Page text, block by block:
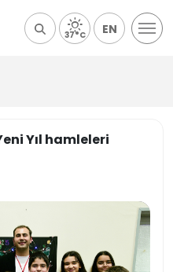
37°C EN
Yıl hamleleri